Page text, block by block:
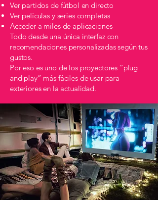
Ver partidos de fútbol en directo
Ver películas y series completas
Acceder a miles de aplicaciones
Todo desde una única interfaz con
recomendaciones personalizadas según tus
gustos.
Por eso es uno de los proyectores “plug
and play” más fáciles de usar para
exteriores en la actualidad.